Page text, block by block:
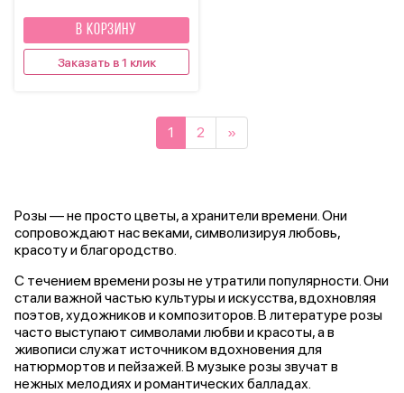
В КОРЗИНУ
Заказать в 1 клик
1 2 »
Розы — не просто цветы, а хранители времени. Они
сопровождают нас веками, символизируя любовь,
красоту и благородство.
С течением времени розы не утратили популярности. Они
стали важной частью культуры и искусства, вдохновляя
поэтов, художников и композиторов. В литературе розы
часто выступают символами любви и красоты, а в
живописи служат источником вдохновения для
натюрмортов и пейзажей. В музыке розы звучат в
нежных мелодиях и романтических балладах.